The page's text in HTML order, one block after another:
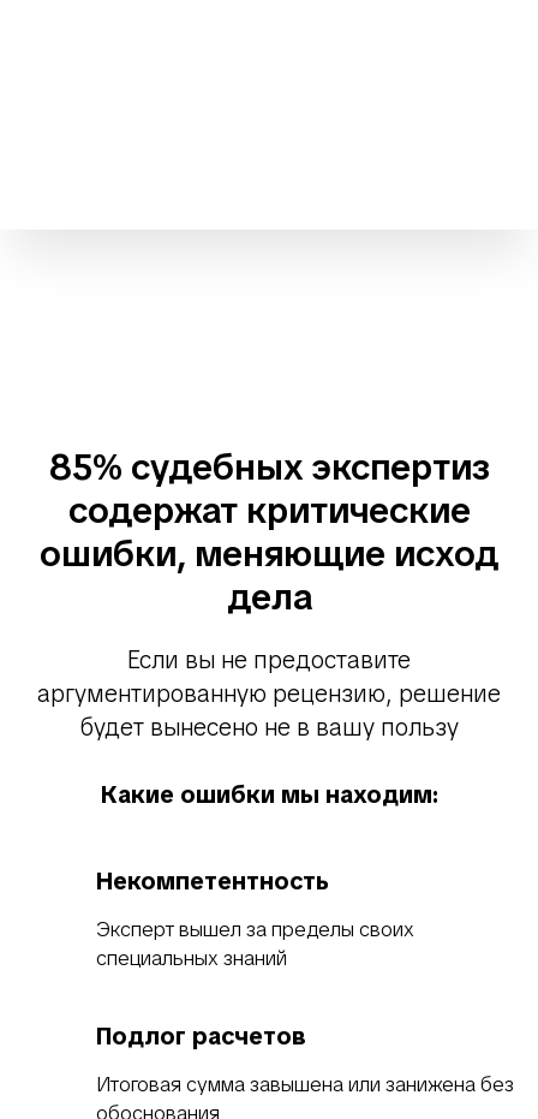
85% судебных экспертиз
содержат критические
ошибки, меняющие исход
дела
Если вы не предоставите
аргументированную рецензию, решение
будет вынесено не в вашу пользу
Какие ошибки мы находим:
Некомпетентность
Эксперт вышел за пределы своих
специальных знаний
Подлог расчетов
Итоговая сумма завышена или занижена без
обоснования